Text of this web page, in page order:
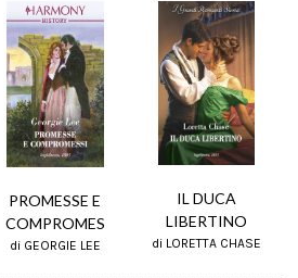
PROMESSE E
COMPROMES
di GEORGIE LEE
IL DUCA
LIBERTINO
di LORETTA CHASE